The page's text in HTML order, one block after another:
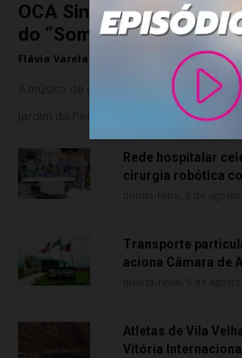
OCA Sinfônica é a
do “Som na...
Flávia Varela sexta-feira, 7 de agosto de
A música de câmara vai ocupar o
Jardim da Penha, nesta sexta-feira (07).
Rede hospitalar
cirurgia robótica
Transporte
aciona Câmara de
Atletas de Vila
Vitória Internacional